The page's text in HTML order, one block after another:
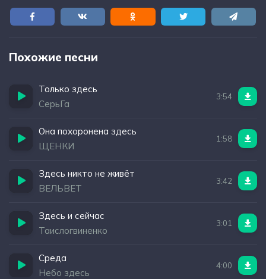
Похожие песни
Только здесь
СерьГа
3:54
Она похоронена здесь
ЩЕНКИ
1:58
Здесь никто не живёт
ВЕЛЬВЕТ
3:42
Здесь и сейчас
Таислогвиненко
3:01
Среда
Небо здесь
4:00